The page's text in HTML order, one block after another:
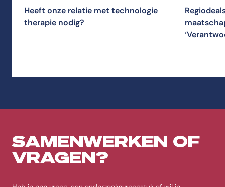
Heeft onze relatie met technologie
therapie nodig?
SAMENWERKEN OF
VRAGEN?